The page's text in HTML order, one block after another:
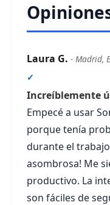
Laura G. - Madrid,
✓
Increíblemente
Empecé a usar
porque tenía
durante el
asombrosa! Me
productivo. La
son fáciles de